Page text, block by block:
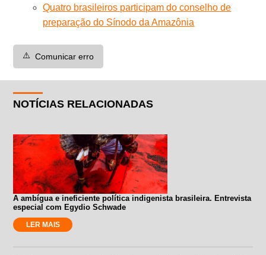
Quatro brasileiros participam do conselho de
preparação do Sínodo da Amazônia
⚠️ Comunicar erro
NOTÍCIAS RELACIONADAS
A ambígua e ineficiente política indigenista brasileira. Entrevista
especial com Egydio Schwade
LER MAIS